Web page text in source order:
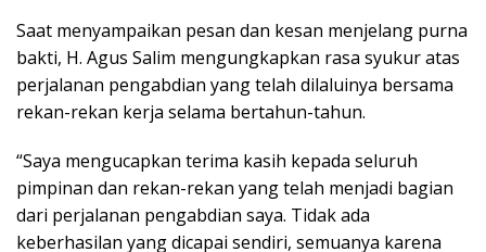
Saat menyampaikan pesan dan kesan menjelang purna
bakti, H. Agus Salim mengungkapkan rasa syukur atas
perjalanan pengabdian yang telah dilaluinya bersama
rekan-rekan kerja selama bertahun-tahun.
“Saya mengucapkan terima kasih kepada seluruh
pimpinan dan rekan-rekan yang telah menjadi bagian
dari perjalanan pengabdian saya. Tidak ada
keberhasilan yang dicapai sendiri, semuanya karena